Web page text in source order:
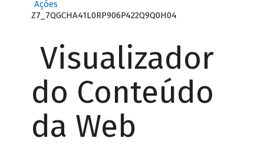
Ações
Z7_7QGCHA41L0RP906P422Q9Q0H04
Visualizador
do Conteúdo
da Web